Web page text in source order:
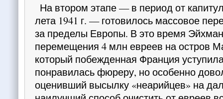
На втором этапе — в период от
лета 1941 г. — готовилось массовое
за пределы Европы. В это время
пере­мещения 4 млн евреев на остров
который побеж­денная Франция
понравилась фюреру, но особенно
оценивший высылку «не­арийцев» на